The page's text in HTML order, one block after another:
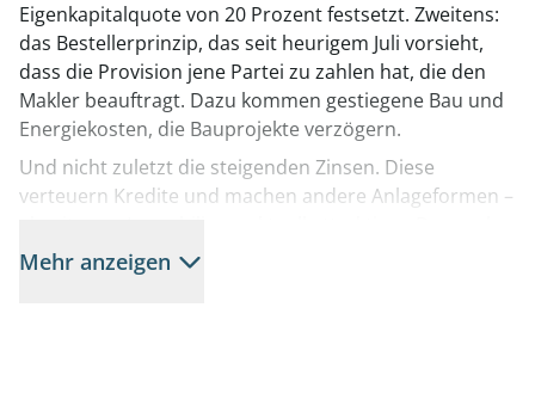
Eigenkapitalquote von 20 Prozent festsetzt. Zweitens:
das Bestellerprinzip, das seit heurigem Juli vorsieht,
dass die Provision jene Partei zu zahlen hat, die den
Makler beauftragt. Dazu kommen gestiegene Bau­ und
Energiekosten, die Bauprojekte verzögern.
Und nicht zuletzt die steigenden Zinsen. Diese
verteuern Kredite und machen andere Anlage­formen –
kann Örag­Vorstand Stefan Brezovich dem Abschied
vom Nullzins etwas abgewinnen. Er sieht darin auch
Mehr anzeigen